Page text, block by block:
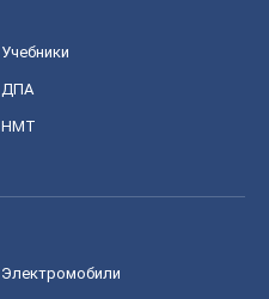
Учебники
ДПА
НМТ
Электромобили